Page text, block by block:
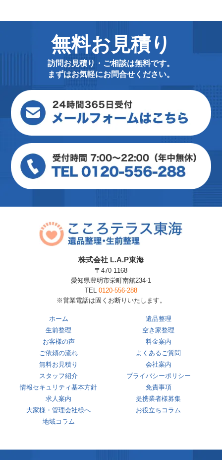
無料お見積り
訪問お見積り・ご相談は無料です。
まずはお気軽にお問合せください。
株式会社 L.A.P東海
〒470-1168
愛知県豊明市栄町南舘234-1
TEL 0120-556-288
※営業電話は固くお断りいたします。
ホーム
遺品整理
生前整理
空き家整理
お客様の声
料金案内
ご依頼の流れ
よくあるご質問
無料お見積り
会社案内
スタッフ紹介
プライバシーポリシー
情報セキュリティ基本方針
免責事項
求人案内
提携業者様募集
大家様・管理会社様へ
お役立ちコラム
地域コラム